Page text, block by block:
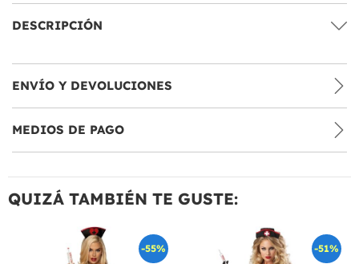
DESCRIPCIÓN
ENVÍO Y DEVOLUCIONES
MEDIOS DE PAGO
QUIZÁ TAMBIÉN TE GUSTE:
-55% -51%